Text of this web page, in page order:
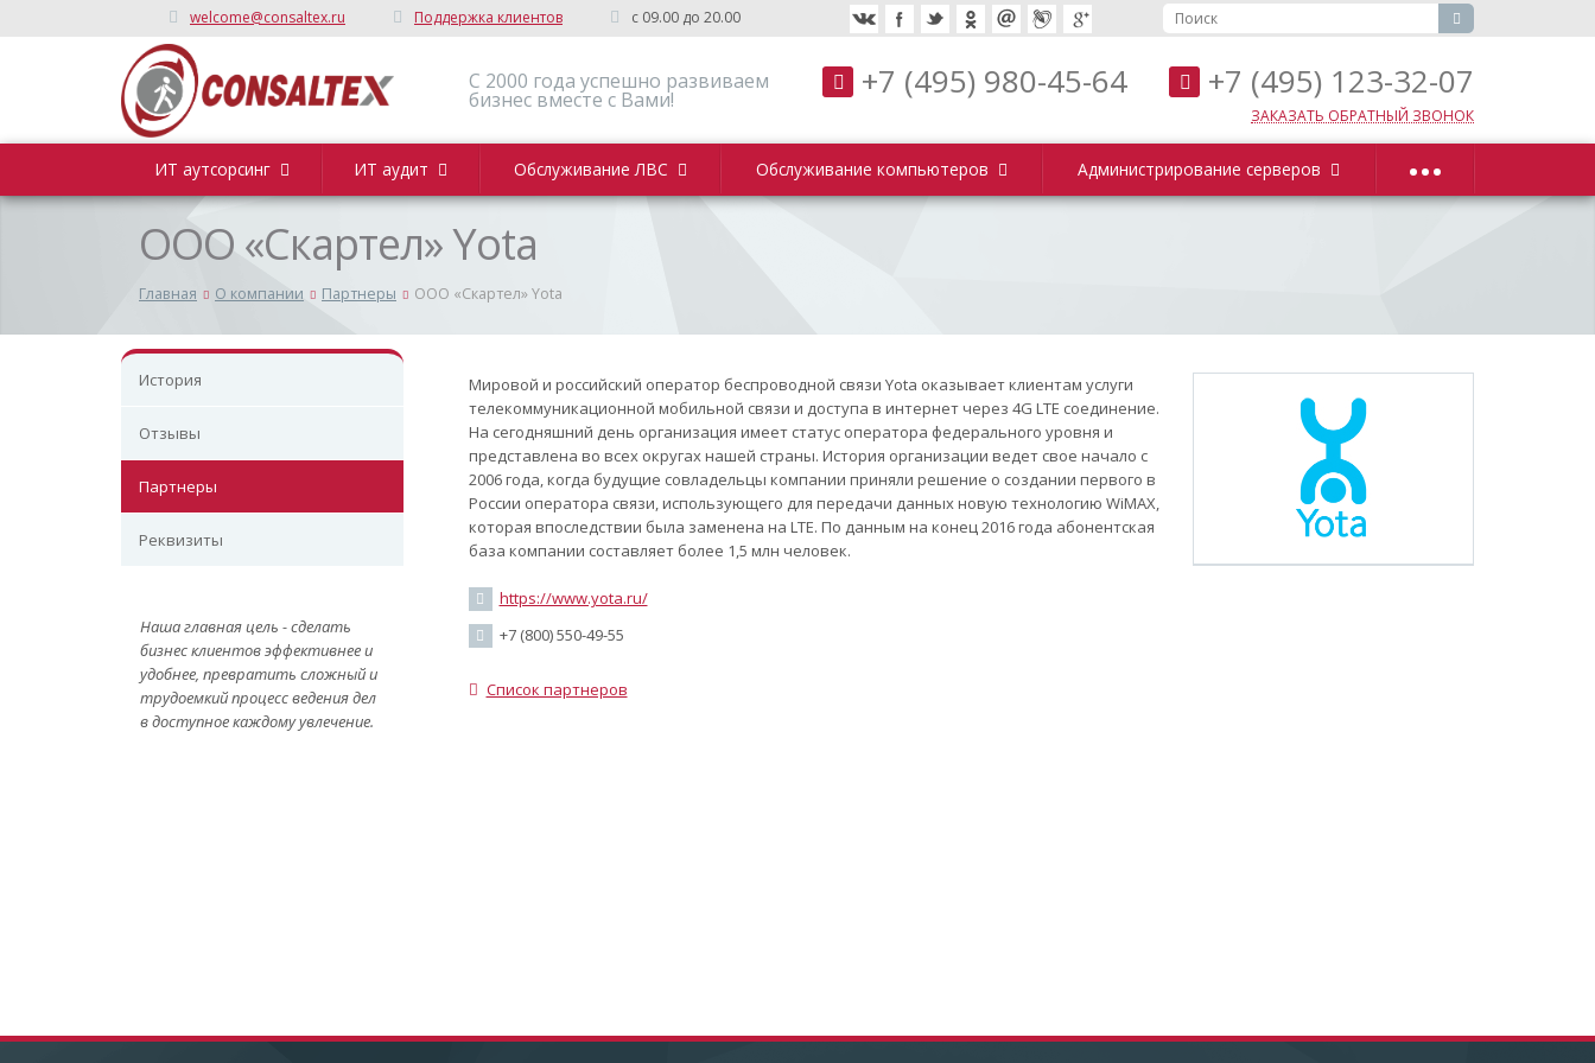
welcome@consaltex.ru Поддержка клиентов c 09.00 до 20.00
C 2000 года успешно развиваем
бизнес вместе с Вами! +7 (495) 980-45-64 +7 (495) 123-32-07
ЗАКАЗАТЬ ОБРАТНЫЙ ЗВОНОК
ИТ аутсорсинг ИТ аудит Обслуживание ЛВС Обслуживание компьютеров Администрирование серверов ...
ООО «Скартел» Yota
Главная О компании Партнеры ООО «Скартел» Yota
История
Отзывы
Партнеры
Реквизиты
Наша главная цель - сделать
бизнес клиентов эффективнее и
удобнее, превратить сложный и
трудоемкий процесс ведения дел
в доступное каждому увлечение.
Мировой и российский оператор беспроводной связи Yota оказывает клиентам услуги
телекоммуникационной мобильной связи и доступа в интернет через 4G LTE соединение.
На сегодняшний день организация имеет статус оператора федерального уровня и
представлена во всех округах нашей страны. История организации ведет свое начало с
2006 года, когда будущие совладельцы компании приняли решение о создании первого в
России оператора связи, использующего для передачи данных новую технологию WiMAX,
которая впоследствии была заменена на LTE. По данным на конец 2016 года абонентская
база компании составляет более 1,5 млн человек.
https://www.yota.ru/
+7 (800) 550-49-55
Список партнеров